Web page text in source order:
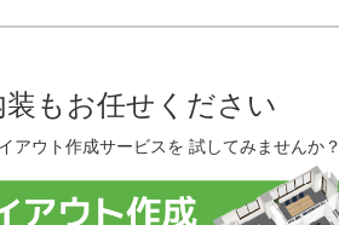
もお任せください
アウト作成サービスを 試してみませんか？